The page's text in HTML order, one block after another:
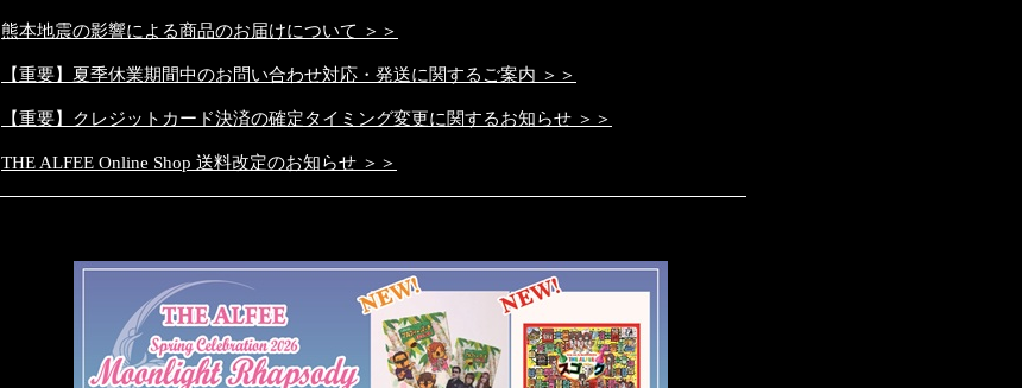
熊本地震の影響による商品のお届けについて ＞＞
【重要】夏季休業期間中のお問い合わせ対応・発送に関するご案内 ＞＞
【重要】クレジットカード決済の確定タイミング変更に関するお知らせ ＞＞
THE ALFEE Online Shop 送料改定のお知らせ ＞＞